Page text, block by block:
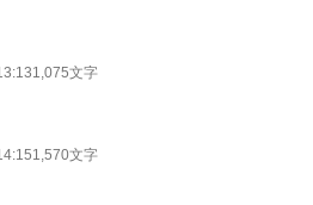
1,075文字
1,570文字